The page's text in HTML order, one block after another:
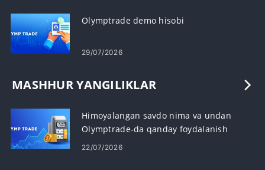
Olymptrade demo hisobi
29/07/2026
MASHHUR YANGILIKLAR
Himoyalangan savdo nima va undan
Olymptrade-da qanday foydalanish
kerak
22/07/2026